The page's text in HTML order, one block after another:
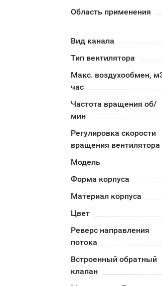
Область применения
Вид канала
Тип вентилятора
Макс. воздухообмен,
час
Частота вращения об/
мин
Регулировка скорости
вращения вентилятора
Модель
Форма корпуса
Материал корпуса
Цвет
Реверс направления
потока
Встроенный обратный
клапан